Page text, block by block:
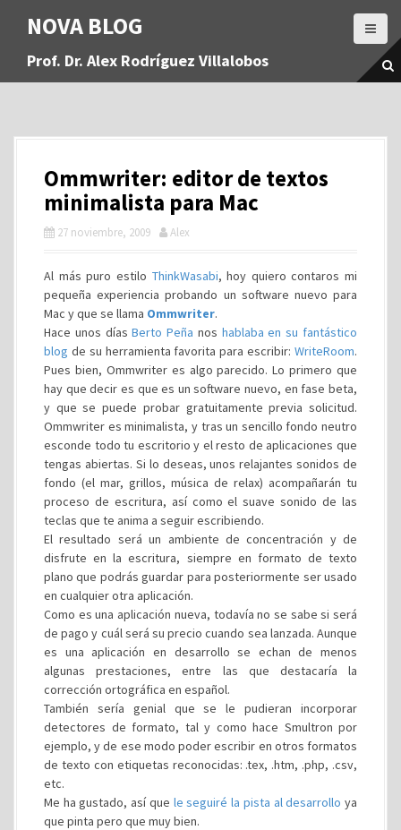
a
NOVA BLOG
Prof. Dr. Alex Rodríguez Villalobos
Ommwriter: editor de textos
minimalista para Mac
27 noviembre, 2009 Alex
Al más puro estilo ThinkWasabi, hoy quiero contaros mi
pequeña experiencia probando un software nuevo para
Mac y que se llama Ommwriter.
Hace unos díasBerto Peña nos hablaba en su fantástico
blog de su herramienta favorita para escribir: WriteRoom.
Pues bien, Ommwriter es algo parecido. Lo primero que
hay que decir es que es un software nuevo, en fase beta,
y que se puede probar gratuitamente previa solicitud.
Ommwriter es minimalista, y tras un sencillo fondo neutro
esconde todo tu escritorio y el resto de aplicaciones que
tengas abiertas. Si lo deseas, unos relajantes sonidos de
fondo (el mar, grillos, música de relax) acompañarán tu
proceso de escritura, así como el suave sonido de las
teclas que te anima a seguir escribiendo.
El resultado será un ambiente de concentración y de
disfrute en la escritura, siempre en formato de texto
plano que podrás guardar para posteriormente ser usado
en cualquier otra aplicación.
Como es una aplicación nueva, todavía no se sabe si será
de pago y cuál será su precio cuando sea lanzada. Aunque
es una aplicación en desarrollo se echan de menos
algunas prestaciones, entre las que destacaría la
corrección ortográfica en español.
También sería genial que se le pudieran incorporar
detectores de formato, tal y como hace Smultron por
ejemplo, y de ese modo poder escribir en otros formatos
de texto con etiquetas reconocidas: .tex, .htm, .php, .csv,
etc.
Me ha gustado, así que le seguiré la pista al desarrollo ya
que pinta pero que muy bien.